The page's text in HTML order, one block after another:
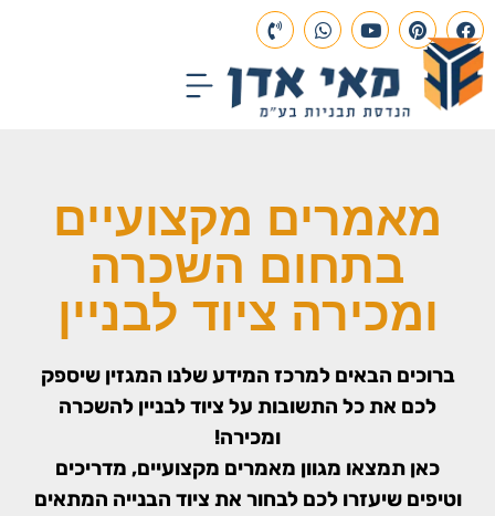
מאמרים מקצועיים
בתחום השכרה
ומכירה ציוד לבניין
ברוכים הבאים למרכז המידע שלנו המגזין שיספק
לכם את כל התשובות על ציוד לבניין להשכרה
ומכירה!
כאן תמצאו מגוון מאמרים מקצועיים, מדריכים
וטיפים שיעזרו לכם לבחור את ציוד הבנייה המתאים